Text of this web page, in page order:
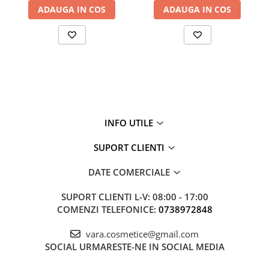
ADAUGA IN COS ADAUGA IN COS
INFO UTILE
SUPORT CLIENTI
DATE COMERCIALE
SUPORT CLIENTI L-V: 08:00 - 17:00
COMENZI TELEFONICE: 0738972848
vara.cosmetice@gmail.com
SOCIAL URMARESTE-NE IN SOCIAL MEDIA